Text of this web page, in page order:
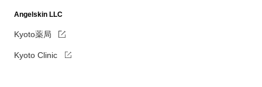
Angelskin LLC
Kyoto薬局
Kyoto Clinic